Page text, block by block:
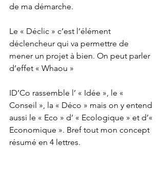
de ma démarche.
Le « Déclic » c’est l’élément
déclencheur qui va permettre de
mener un projet à bien. On peut parler
d’effet « Whaou »
ID’Co rassemble l’ « Idée », le «
Conseil », la « Déco » mais on y entend
aussi le « Eco » d’ « Ecologique » et d’«
Economique ». Bref tout mon concept
résumé en 4 lettres.